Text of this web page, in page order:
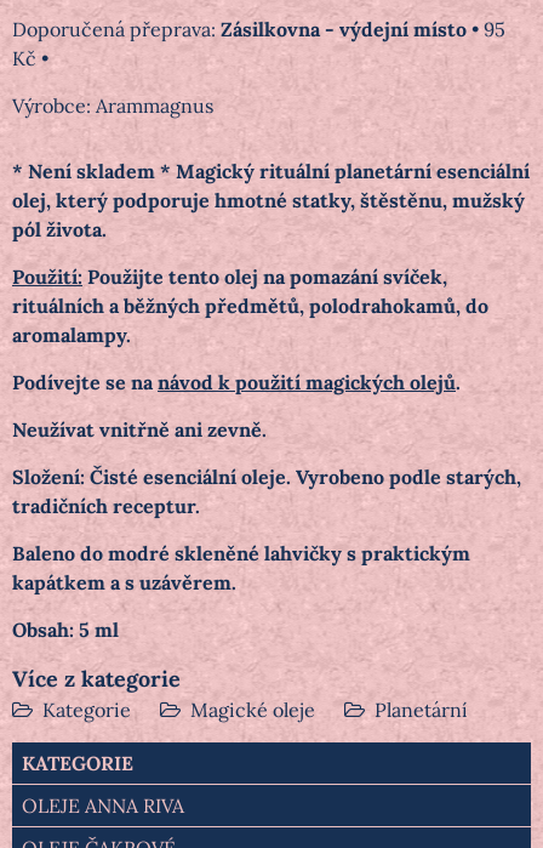
Zásilkovna - výdejní místo • 95
Kč •
Výrobce: Arammagnus
* Není skladem * Magický rituální planetární esenciální
olej, který podporuje hmotné statky, štěstěnu, mužský
pól života.
Použití: Použijte tento olej na pomazání svíček,
rituálních a běžných předmětů, polodrahokamů, do
aromalampy.
Podívejte se na návod k použití magických olejů.
Neužívat vnitřně ani zevně.
Složení: Čisté esenciální oleje. Vyrobeno podle starých,
tradičních receptur.
Baleno do modré skleněné lahvičky s praktickým
kapátkem a s uzávěrem.
Obsah: 5 ml
Více z kategorie
Kategorie Magické oleje Planetární
KATEGORIE
OLEJE ANNA RIVA